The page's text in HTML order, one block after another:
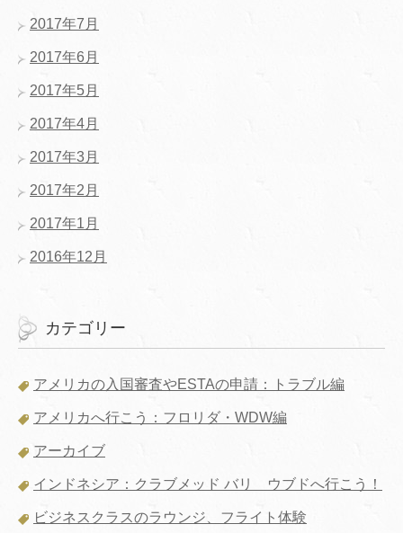
2017年7月
2017年6月
2017年5月
2017年4月
2017年3月
2017年2月
2017年1月
2016年12月
カテゴリー
アメリカの入国審査やESTAの申請：トラブル編
アメリカへ行こう：フロリダ・WDW編
アーカイブ
インドネシア：クラブメッド バリ ウブドへ行こう！
ビジネスクラスのラウンジ、フライト体験